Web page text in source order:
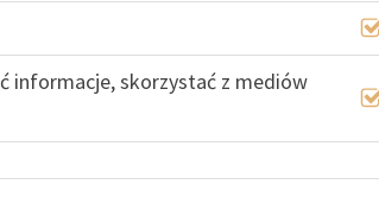
informacje, skorzystać z mediów